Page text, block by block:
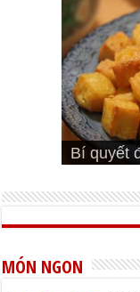
Cách
bá cháy
Bí quyết
Cách
đúng vị
Cách
Bật mí
ngon
MÓN NGON